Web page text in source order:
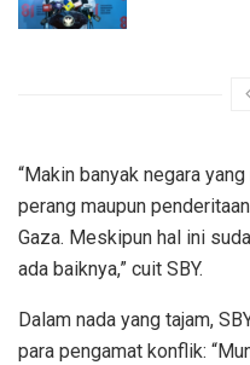
“Makin banyak negara
perang maupun
Gaza. Meskipun hal ini
ada baiknya,” cuit SBY.
Dalam nada yang tajam,
para pengamat konflik: